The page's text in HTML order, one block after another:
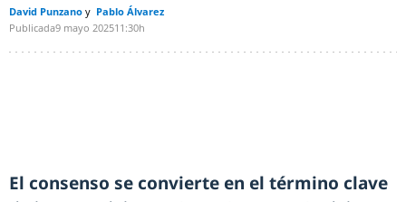
David Punzano
Pablo Álvarez
Publicada9 mayo 202511:30h
El consenso se convierte en el término clave